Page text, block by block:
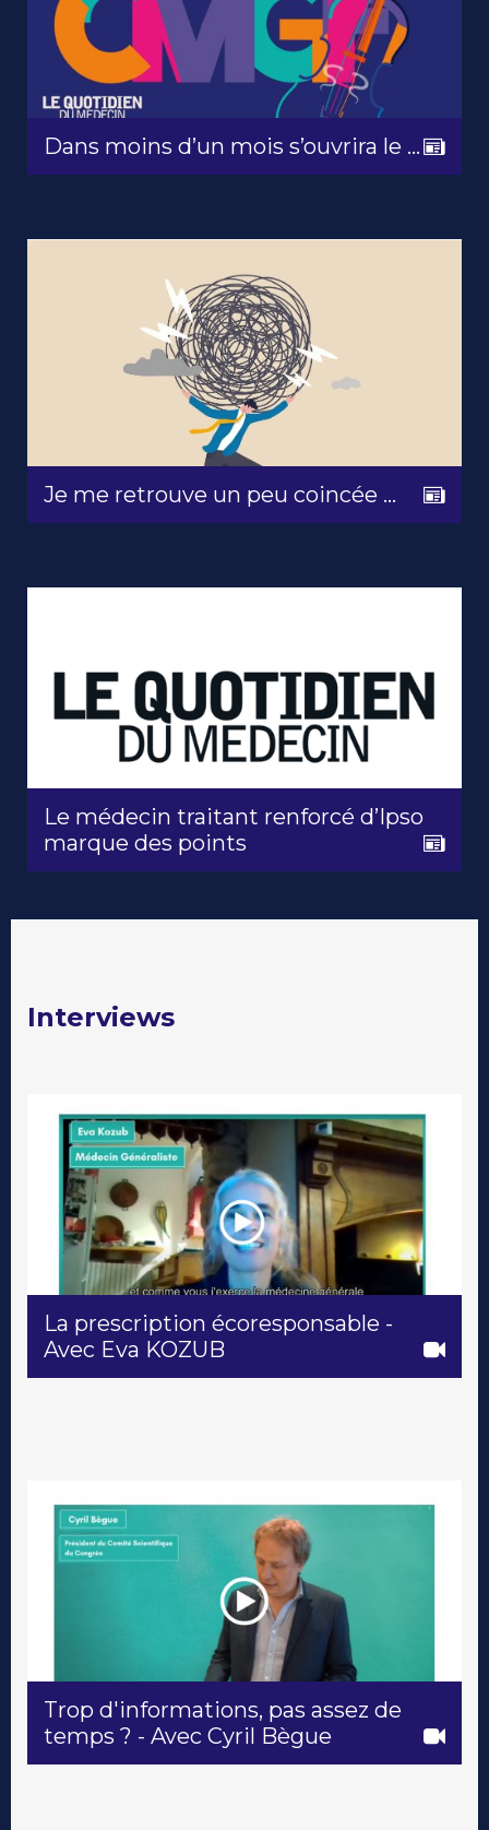
Dans moins d’un mois s’ouvrira le ...
Je me retrouve un peu coincée ...
Le médecin traitant renforcé d’Ipso
marque des points
Interviews
La prescription écoresponsable -
Avec Eva KOZUB
Trop d'informations, pas assez de
temps ? - Avec Cyril Bègue